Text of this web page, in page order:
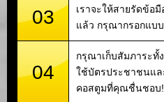
03
เราจะให้สายรัดข้อ
แล้ว กรุณากรอกแบ
04
กรุณาเก็บสัมภาระทั้
ใช้บัตรประชาชนแ
คอสตูมที่คุณชื่นชอบ!